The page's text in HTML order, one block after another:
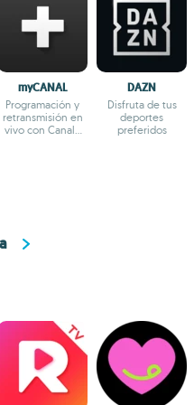
myCANAL
Programación y
retransmisión en
vivo con Canal+
DAZN
Disfruta de tus
deportes
preferidos